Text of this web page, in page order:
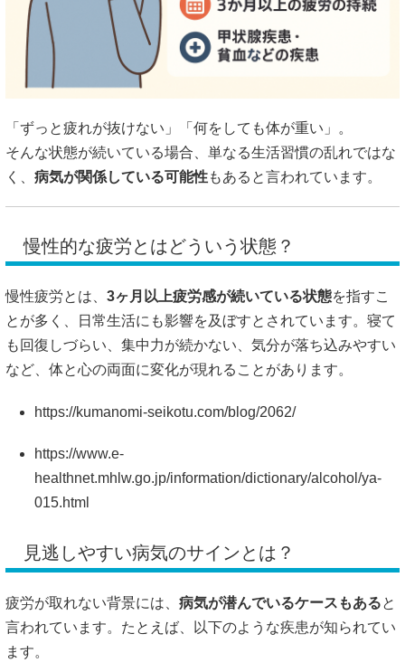
「ずっと疲れが抜けない」「何をしても体が重い」。
そんな状態が続いている場合、単なる生活習慣の乱れではな
く、 病気が関係している可能性もあると言われています。
慢性的な疲労とはどういう状態？
慢性疲労とは、 3ヶ月以上疲労感が続いている状態を指すこ
とが多く、日常生活にも影響を及ぼすとされています。寝て
も回復しづらい、集中力が続かない、気分が落ち込みやすい
など、体と心の両面に変化が現れることがあります。
https://kumanomi-seikotu.com/blog/2062/
https://www.e-
healthnet.mhlw.go.jp/information/dictionary/alcohol/ya-
015.html
見逃しやすい病気のサインとは？
疲労が取れない背景には、 病気が潜んでいるケースもあると
言われています。たとえば、以下のような疾患が知られてい
ます。